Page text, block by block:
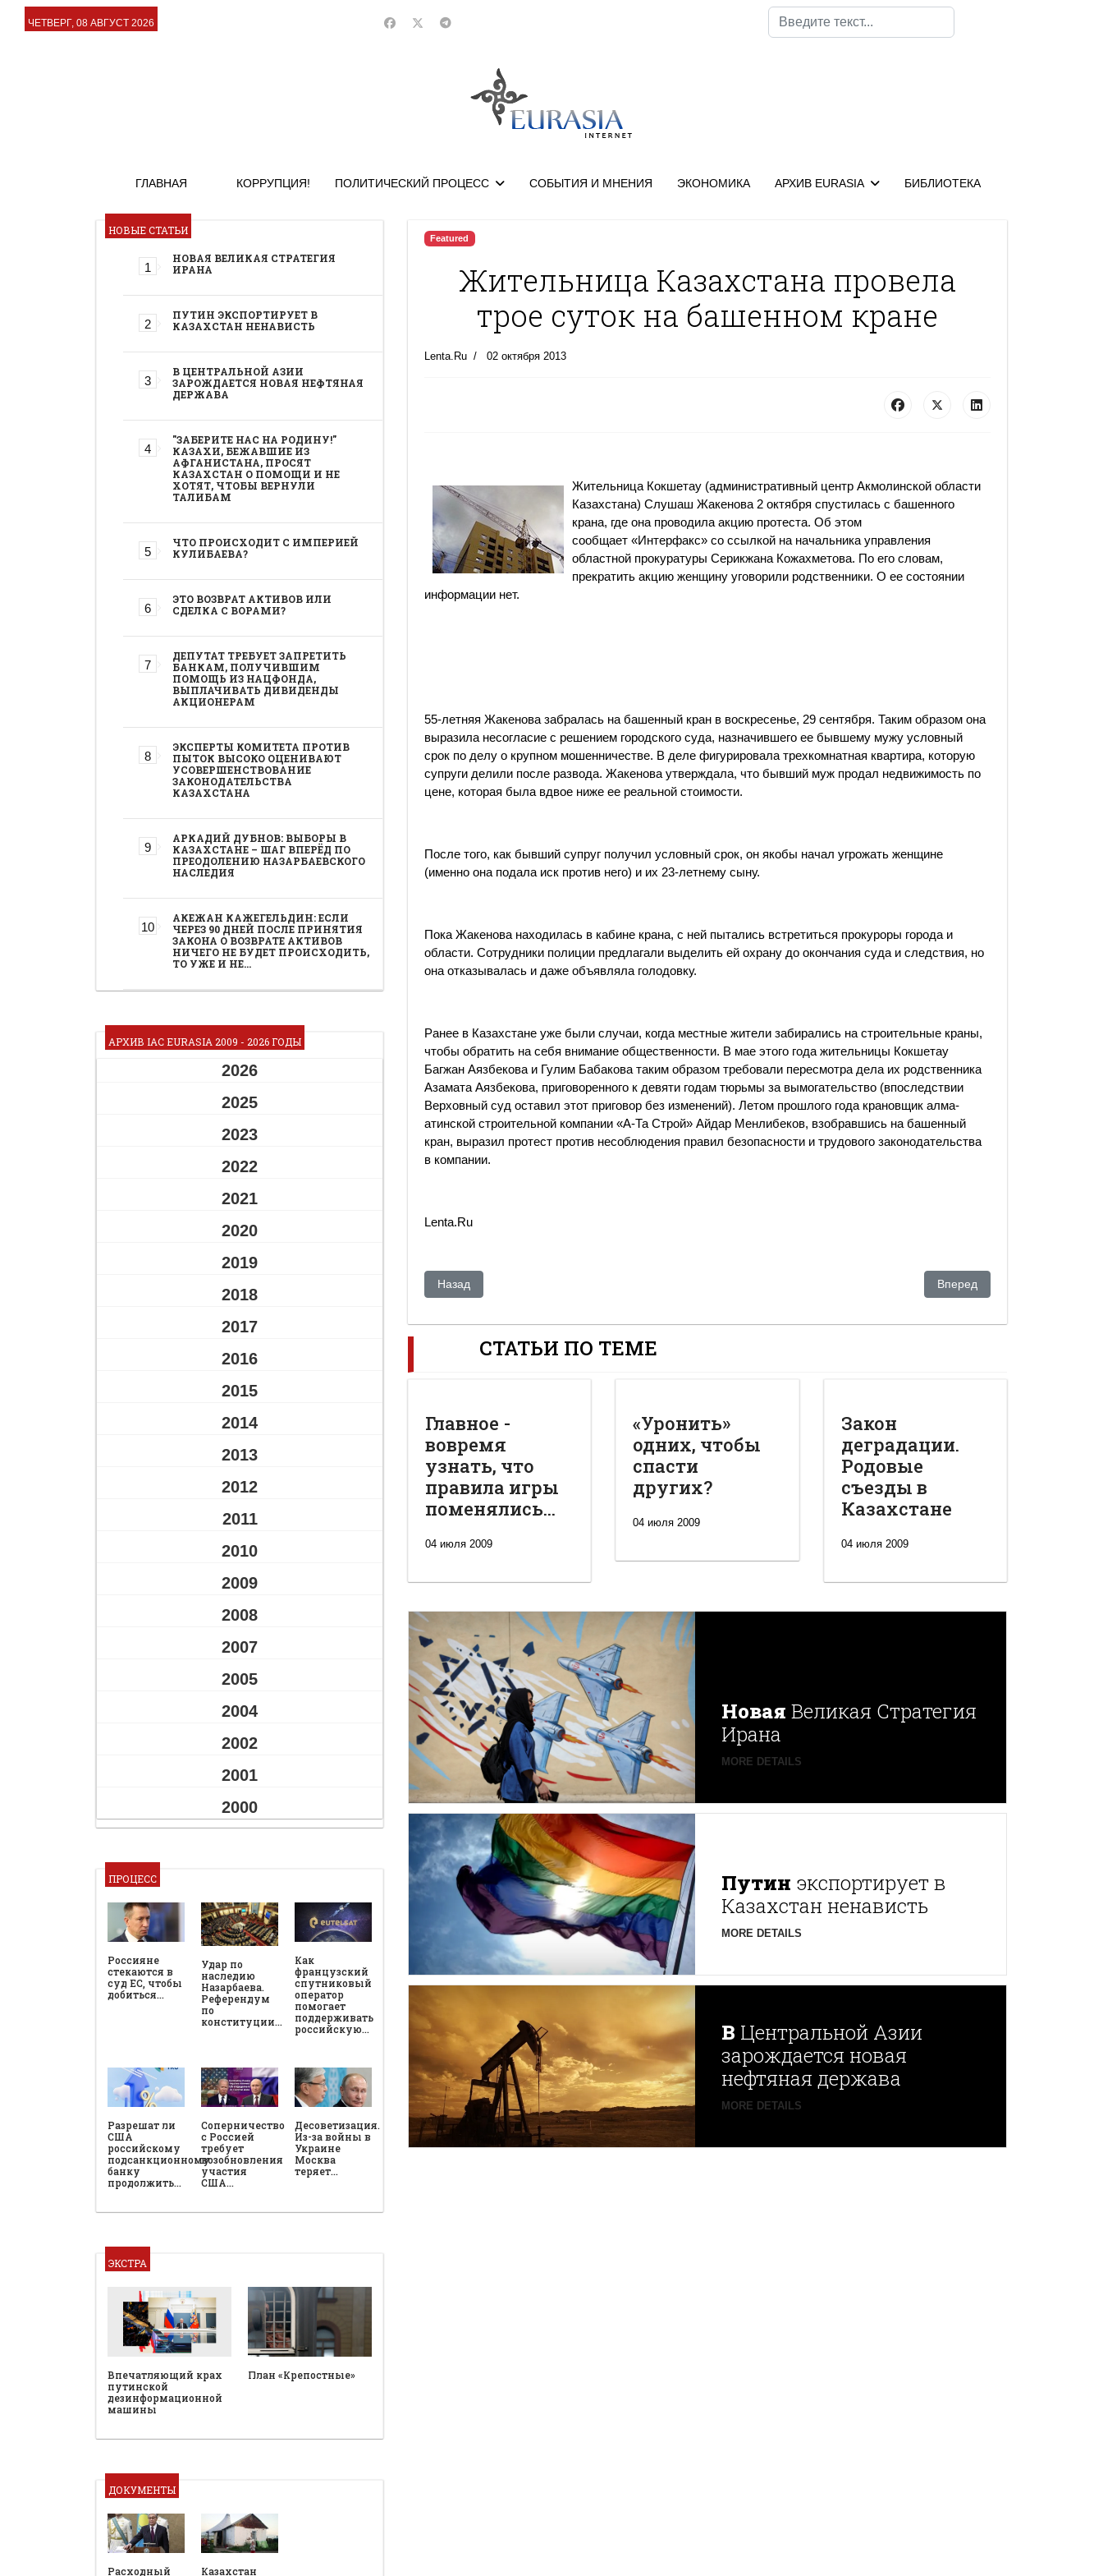
ЧЕТВЕРГ, 08 АВГУСТ 2026
Поиск
ГЛАВНАЯ КОРРУПЦИЯ! ПОЛИТИЧЕСКИЙ ПРОЦЕСС СОБЫТИЯ И МНЕНИЯ ЭКОНОМИКА АРХИВ EURASIA БИБЛИОТЕКА
НОВЫЕ СТАТЬИ
НОВАЯ ВЕЛИКАЯ СТРАТЕГИЯ
ИРАНА
ПУТИН ЭКСПОРТИРУЕТ В
КАЗАХСТАН НЕНАВИСТЬ
В ЦЕНТРАЛЬНОЙ АЗИИ
ЗАРОЖДАЕТСЯ НОВАЯ НЕФТЯНАЯ
ДЕРЖАВА
"ЗАБЕРИТЕ НАС НА РОДИНУ!"
КАЗАХИ, БЕЖАВШИЕ ИЗ
АФГАНИСТАНА, ПРОСЯТ
КАЗАХСТАН О ПОМОЩИ И НЕ
ХОТЯТ, ЧТОБЫ ВЕРНУЛИ
ТАЛИБАМ
ЧТО ПРОИСХОДИТ С ИМПЕРИЕЙ
КУЛИБАЕВА?
ЭТО ВОЗВРАТ АКТИВОВ ИЛИ
СДЕЛКА С ВОРАМИ?
ДЕПУТАТ ТРЕБУЕТ ЗАПРЕТИТЬ
БАНКАМ, ПОЛУЧИВШИМ
ПОМОЩЬ ИЗ НАЦФОНДА,
ВЫПЛАЧИВАТЬ ДИВИДЕНДЫ
АКЦИОНЕРАМ
ЭКСПЕРТЫ КОМИТЕТА ПРОТИВ
ПЫТОК ВЫСОКО ОЦЕНИВАЮТ
УСОВЕРШЕНСТВОВАНИЕ
ЗАКОНОДАТЕЛЬСТВА
КАЗАХСТАНА
АРКАДИЙ ДУБНОВ: ВЫБОРЫ В
КАЗАХСТАНЕ – ШАГ ВПЕРЁД ПО
ПРЕОДОЛЕНИЮ НАЗАРБАЕВСКОГО
НАСЛЕДИЯ
АКЕЖАН КАЖЕГЕЛЬДИН: ЕСЛИ
ЧЕРЕЗ 90 ДНЕЙ ПОСЛЕ ПРИНЯТИЯ
ЗАКОНА О ВОЗВРАТЕ АКТИВОВ
НИЧЕГО НЕ БУДЕТ ПРОИСХОДИТЬ,
ТО УЖЕ И НЕ…
АРХИВ IAC EURASIA 2009 - 2026 ГОДЫ
2026
2025
2023
2022
2021
2020
2019
2018
2017
2016
2015
2014
2013
2012
2011
2010
2009
2008
2007
2005
2004
2002
2001
2000
ПРОЦЕСС
Россияне
стекаются в
суд ЕС, чтобы
добиться…
Удар по
наследию
Назарбаева.
Референдум
по
конституции…
Как
французский
спутниковый
оператор
помогает
поддерживать
российскую…
Разрешат ли
США
российскому
подсанкционному
банку
продолжить…
Соперничество
с Россией
требует
возобновления
участия
США…
Десоветизация.
Из-за войны в
Украине
Москва
теряет…
ЭКСТРА
Впечатляющий крах
путинской
дезинформационной
машины
План «Крепостные»
ДОКУМЕНТЫ
Расходный
Казахстан
Featured
Жительница Казахстана провела
трое суток на башенном кране
Lenta.Ru 02 октября 2013
Жительница Кокшетау (административный центр Акмолинской области
Казахстана) Слушаш Жакенова 2 октября спустилась с башенного
крана, где она проводила акцию протеста. Об этом
сообщает «Интерфакс» со ссылкой на начальника управления
областной прокуратуры Серикжана Кожахметова. По его словам,
прекратить акцию женщину уговорили родственники. О ее состоянии
информации нет.
55-летняя Жакенова забралась на башенный кран в воскресенье, 29 сентября. Таким образом она
выразила несогласие с решением городского суда, назначившего ее бывшему мужу условный
срок по делу о крупном мошенничестве. В деле фигурировала трехкомнатная квартира, которую
супруги делили после развода. Жакенова утверждала, что бывший муж продал недвижимость по
цене, которая была вдвое ниже ее реальной стоимости.
После того, как бывший супруг получил условный срок, он якобы начал угрожать женщине
(именно она подала иск против него) и их 23-летнему сыну.
Пока Жакенова находилась в кабине крана, с ней пытались встретиться прокуроры города и
области. Сотрудники полиции предлагали выделить ей охрану до окончания суда и следствия, но
она отказывалась и даже объявляла голодовку.
Ранее в Казахстане уже были случаи, когда местные жители забирались на строительные краны,
чтобы обратить на себя внимание общественности. В мае этого года жительницы Кокшетау
Багжан Аязбекова и Гулим Бабакова таким образом требовали пересмотра дела их родственника
Азамата Аязбекова, приговоренного к девяти годам тюрьмы за вымогательство (впоследствии
Верховный суд оставил этот приговор без изменений). Летом прошлого года крановщик алма-
атинской строительной компании «А-Та Строй» Айдар Менлибеков, взобравшись на башенный
кран, выразил протест против несоблюдения правил безопасности и трудового законодательства
в компании.
Lenta.Ru
Предыдущий: Митингующие в Киргизии взяли в заложники губернатора Каптагаева
Назад Следующий: Капиталы бегут.
Вперед
СТАТЬИ ПО ТЕМЕ
Главное -
вовремя
узнать, что
правила игры
поменялись...
04 июля 2009
«Уронить»
одних, чтобы
спасти
других?
04 июля 2009
Закон
деградации.
Родовые
съезды в
Казахстане
04 июля 2009
Новая Великая Стратегия
Ирана
MORE DETAILS
Путин экспортирует в
Казахстан ненависть
MORE DETAILS
В Центральной Азии
зарождается новая
нефтяная держава
MORE DETAILS